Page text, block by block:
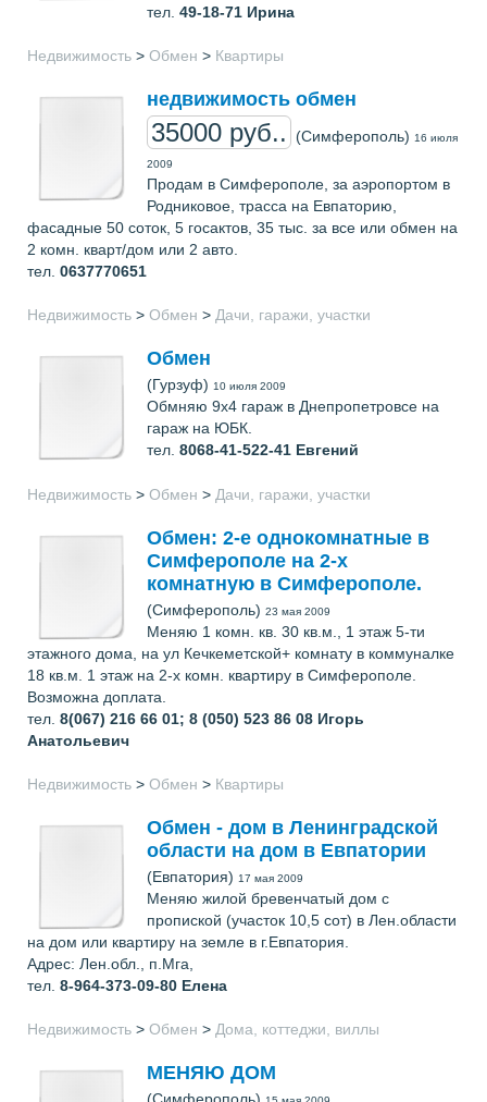
тел. 49-18-71 Ирина
Недвижимость > Обмен > Квартиры
недвижимость обмен
35000 руб.. (Симферополь) 16 июля
2009
Продам в Симферополе, за аэропортом в
Родниковое, трасса на Евпаторию,
фасадные 50 соток, 5 госактов, 35 тыс. за все или обмен на
2 комн. кварт/дом или 2 авто.
тел. 0637770651
Недвижимость > Обмен > Дачи, гаражи, участки
Обмен
(Гурзуф) 10 июля 2009
Обмняю 9х4 гараж в Днепропетровсе на
гараж на ЮБК.
тел. 8068-41-522-41 Евгений
Недвижимость > Обмен > Дачи, гаражи, участки
Обмен: 2-е однокомнатные в
Симферополе на 2-х
комнатную в Симферополе.
(Симферополь) 23 мая 2009
Меняю 1 комн. кв. 30 кв.м., 1 этаж 5-ти
этажного дома, на ул Кечкеметской+ комнату в коммуналке
18 кв.м. 1 этаж на 2-х комн. квартиру в Симферополе.
Возможна доплата.
тел. 8(067) 216 66 01; 8 (050) 523 86 08 Игорь
Анатольевич
Недвижимость > Обмен > Квартиры
Обмен - дом в Ленинградской
области на дом в Евпатории
(Евпатория) 17 мая 2009
Меняю жилой бревенчатый дом с
пропиской (участок 10,5 сот) в Лен.области
на дом или квартиру на земле в г.Евпатория.
Адрес: Лен.обл., п.Мга,
тел. 8-964-373-09-80 Елена
Недвижимость > Обмен > Дома, коттеджи, виллы
МЕНЯЮ ДОМ